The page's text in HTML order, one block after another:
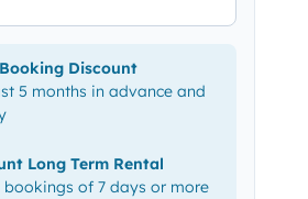
Discount
5 months in advance and
Long Term Rental
of 7 days or more